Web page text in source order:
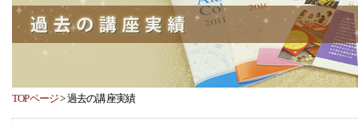
TOPページ>過去の講座実績